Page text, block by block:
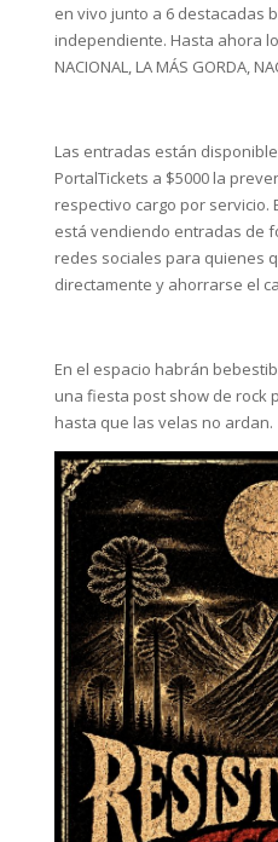
en vivo junto a 6 destacadas
independiente. Hasta ahora
NACIONAL, LA MÁS GORDA,
Las entradas están
PortalTickets a $5000 la
respectivo cargo por servicio.
está vendiendo entradas de
redes sociales para quienes
directamente y ahorrarse el
En el espacio habrán
una fiesta post show de rock
hasta que las velas no ardan.